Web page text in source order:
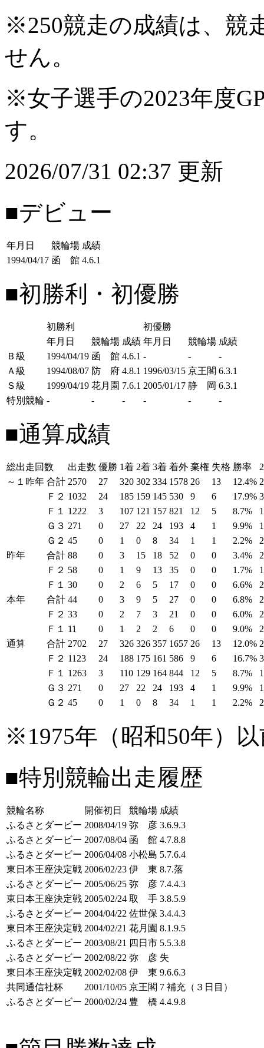
※250競走の成績は、競
せん。
※女子選手の2023年度
す。
2026/07/31 02:37 更新
■デビュー
年月日 競輪場 成績
1994/04/17 函 館 4.6.1
■初勝利・初優勝
初勝利
初優勝
年月日
競輪場 成績 年月日 競輪場 成績
Ｂ級
1994/04/19 函 館 4.6.1 - -
-
Ａ級
1994/08/07 防 府 4.8.1 1996/03/15 京王閣 6.3.1
Ｓ級
1999/04/19 花月園 7.6.1 2005/01/17 静 岡 6.3.1
特別競輪 - - - - - -
■通算成績
総出走回数 出走数 優勝 1着 2着 3着 着外 棄権 失格 勝率
～１昨年 合計 2570 27 320 302 334 1578 26 13 12.4%
Ｆ２ 1032 24 185 159 145 530 9 6 17.9%
Ｆ１
1222 3 107 121 157 821 12 5 8.7%
Ｇ３ 271 0 27 22 24 193 4 1 9.9%
Ｇ２ 45 0 1 0 8 34 1 1 2.2%
昨年
合計 88 0 3 15 18 52 0 0 3.4%
Ｆ２ 58 0 1 9 13 35 0 0 1.7%
Ｆ１
30 0 2 6 5 17 0 0 6.6%
本年
合計 44 0 3 9 5 27 0 0 6.8%
Ｆ２ 33 0 2 7 3 21 0 0 6.0%
Ｆ１
11 0 1 2 2 6 0 0 9.0%
通算
合計 2702 27 326 326 357 1657 26 13 12.0%
Ｆ２ 1123 24 188 175 161 586 9 6 16.7%
Ｆ１
1263 3 110 129 164 844 12 5 8.7%
Ｇ３ 271 0 27 22 24 193 4 1 9.9%
Ｇ２ 45 0 1 0 8 34 1 1 2.2%
※1975年（昭和50年）
■特別競輪出走履歴
競輪名称 開催初日 競輪場 成績
ふるさとダービー 2008/04/19 弥 彦 3.6.9.3
ふるさとダービー 2007/08/04 函 館 4.7.8.8
ふるさとダービー 2006/04/08 小松島 5.7.6.4
東日本王座決定戦 2006/02/23 伊 東 8.7.落
ふるさとダービー 2005/06/25 弥 彦 7.4.4.3
東日本王座決定戦 2005/02/24 取 手 3.8.5.9
ふるさとダービー 2004/04/22 佐世保 3.4.4.3
東日本王座決定戦 2004/02/21 花月園 8.1.9.5
ふるさとダービー 2003/08/21 四日市 5.5.3.8
ふるさとダービー 2002/08/22 弥 彦 失
東日本王座決定戦 2002/02/08 伊 東 9.6.6.3
共同通信社杯
2001/10/05 京王閣 7 補充（３日目）
ふるさとダービー 2000/02/24 豊 橋 4.4.9.8